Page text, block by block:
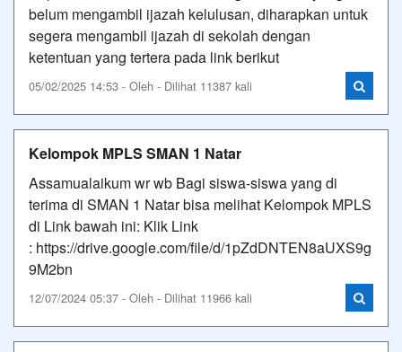
belum mengambil ijazah kelulusan, diharapkan untuk
segera mengambil ijazah di sekolah dengan
ketentuan yang tertera pada link berikut
05/02/2025 14:53 - Oleh - Dilihat 11387 kali
Kelompok MPLS SMAN 1 Natar
Assamualaikum wr wb Bagi siswa-siswa yang di
terima di SMAN 1 Natar bisa melihat Kelompok MPLS
di Link bawah ini: Klik Link
: https://drive.google.com/file/d/1pZdDNTEN8aUXS9g
9M2bn
12/07/2024 05:37 - Oleh - Dilihat 11966 kali